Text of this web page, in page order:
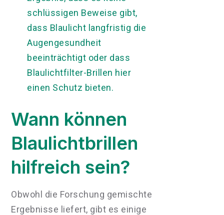
schlüssigen Beweise gibt,
dass Blaulicht langfristig die
Augengesundheit
beeinträchtigt oder dass
Blaulichtfilter-Brillen hier
einen Schutz bieten.
Wann können
Blaulichtbrillen
hilfreich sein?
Obwohl die Forschung gemischte
Ergebnisse liefert, gibt es einige